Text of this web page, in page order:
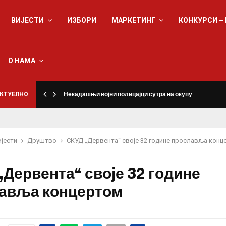
ВИЈЕСТИ ИЗБОРИ МАРКЕТИНГ КОНКУРСИ
О НАМА
Некадашњи војни полицајци сутра на окупу
Друштво СКУД „Дервента“ своје 32 године прославља
своје 32 године
концертом